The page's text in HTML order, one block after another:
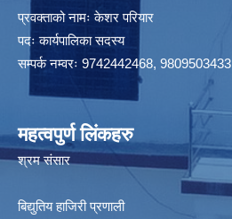
प्रवक्ताको नामः केशर परियार
पदः कार्यपालिका सदस्य
सम्पर्क नम्वरः 9742442468, 9809503433
महत्वपुर्ण लिंकहरु
श्रम संसार
बिद्युतिय हाजिरी प्रणाली